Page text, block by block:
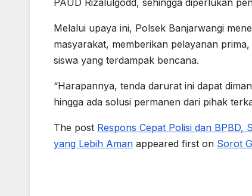
PAUD Rizalulgodd, sehingga diperlukan
Melalui upaya ini, Polsek Banjarwangi
masyarakat, memberikan pelayanan
siswa yang terdampak bencana.
“Harapannya, tenda darurat ini dapat
hingga ada solusi permanen dari pihak
The post Respons Cepat Polisi dan BPBD,
yang Lebih Aman appeared first on Sorot